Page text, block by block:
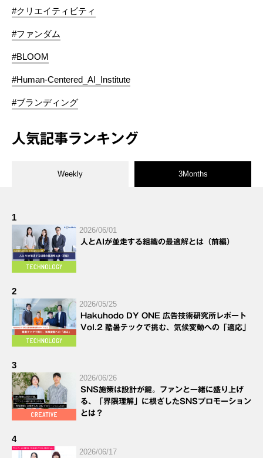
#クリエイティビティ
#ファンダム
#BLOOM
#Human-Centered_AI_Institute
#ブランディング
人気記事ランキング
Weekly 3Months
1
2026/06/01
人とAIが並走する組織の最適解とは（前編）
2
2026/05/25
Hakuhodo DY ONE 広告技術研究所レポート
Vol.2 酷暑テックで挑む、気候変動への「適応」
3
2026/06/26
SNS施策は設計が鍵。ファンと一緒に盛り上げ
る、「界隈理解」に根ざしたSNSプロモーション
とは？
4
2026/06/17